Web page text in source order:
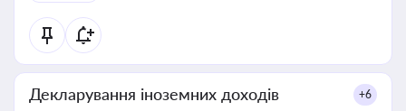
Декларування іноземних доходів +6